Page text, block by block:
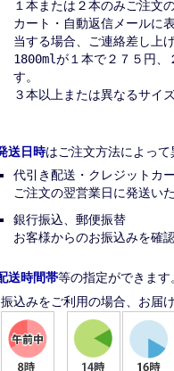
１本または２本のみご注文
カート・自動返信メールに
当する場合、ご連絡差し上げ
1800mlが１本で２７５円、
す。
３本以上または異なるサイ
送日時はご注文方法によって
代引き配送・クレジットカ
ご注文の翌営業日に発送いた
銀行振込、郵便振替
お客様からのお振込みを確
送時間帯等の指定ができます
振込みをご利用の場合、お届